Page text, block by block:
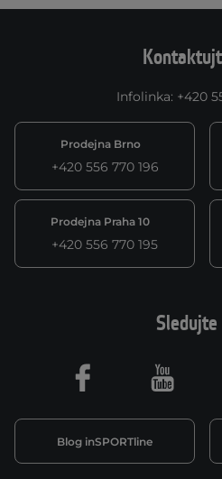
Infolinka: +420
Prodejna Brno
+420 556 770 196
Prodejna Praha 10
+420 556 770 195
Sledujte
Blog inSPORTline
Facebook Youtube